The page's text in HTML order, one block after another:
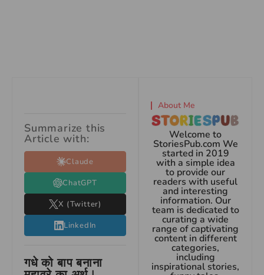
Summarize this
Article with:
Claude
ChatGPT
X (Twitter)
LinkedIn
गधे को बाप बनाना
About Me
Welcome to
StoriesPub.com We
started in 2019
with a simple idea
to provide our
readers with useful
and interesting
information. Our
team is dedicated to
curating a wide
range of captivating
content in different
categories,
including
inspirational stories,